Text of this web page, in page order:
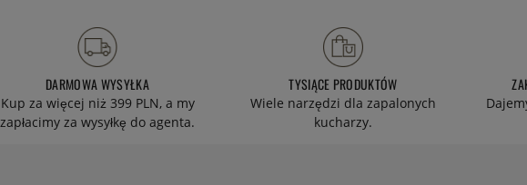
DARMOWA WYSYŁKA
Kup za więcej niż 399 PLN, a my
zapłacimy za wysyłkę do agenta.
TYSIĄCE PRODUKTÓW
Wiele narzędzi dla zapalonych
kucharzy.